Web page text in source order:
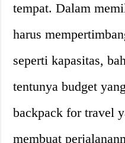
tempat. Dalam
harus
seperti kapasitas,
tentunya budget
backpack for travel
membuat